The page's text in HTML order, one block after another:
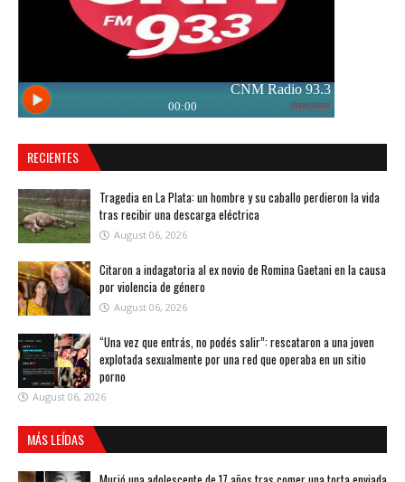
RECIENTES
Tragedia en La Plata: un hombre y su caballo perdieron la vida
tras recibir una descarga eléctrica
August 06, 2026
Citaron a indagatoria al ex novio de Romina Gaetani en la causa
por violencia de género
August 06, 2026
“Una vez que entrás, no podés salir”: rescataron a una joven
explotada sexualmente por una red que operaba en un sitio
porno
August 06, 2026
MÁS LEÍDAS